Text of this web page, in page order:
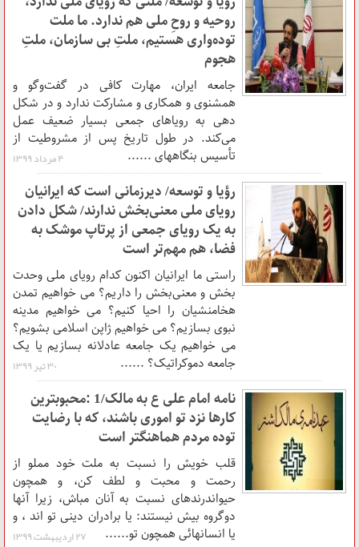
روحیه و روحِ ملی هم ندارد. ما ملت
توده‌واری هستیم، ملتِ بی سازمان، ملتِ
هجوم
جامعه ایران، مهارت کافی در گفت‌وگو و
همشنوی و همکاری و مشارکت ندارد و در شکل
دهی به رویاهای جمعی بسیار ضعیف عمل
می‌کند. در طول تاریخ پس از مشروطیت از
تأسیس بنگاههای ......
۴ مرداد ۱۳۹۹
رؤیا و توسعه/ دیرزمانی است که ایرانیان
رویای ملی معنی‌بخش ندارند/ شکل دادن
به یک رویای جمعی از پرتاپ موشک به
فضا، هم مهم‌تر است
راستی ما ایرانیان اکنون کدام رویای ملی وحدت
بخش و معنی‌بخش را داریم؟ می خواهیم تمدن
هخامنشیان را احیا کنیم؟ می خواهیم مدینه
نبوی بسازیم؟ می خواهیم ژاپن اسلامی بشویم؟
می خواهیم یک جامعه عادلانه بسازیم یا یک
جامعه دموکراتیک؟ ......
۳۰ تير ۱۳۹۹
نامه امام علی ع به مالک/1 :محبوبترین
کارها نزد تو امورى باشند، که با رضایت
توده مردم هماهنگ‏تر است
قلب خویش ‏را نسبت ‏به ملت ‏خود مملو از
رحمت و محبت و لطف کن، و همچون
حیوان‏درنده‏اى نسبت ‏به آنان مباش، زیرا آنها
دوگروه بیش نیستند: یا برادران دینى تو اند ، و
یا انسانهائى همچون تو......
۲۷ ارديبهشت ۱۳۹۹